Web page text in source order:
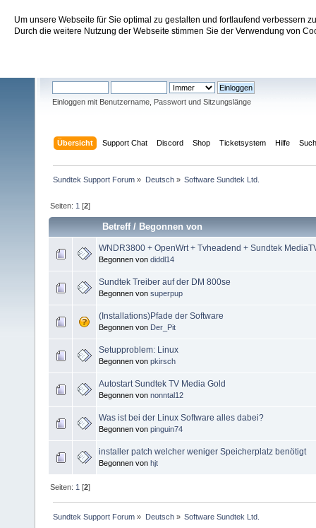
Um unsere Webseite für Sie optimal zu gestalten und fortlaufend verbessern
Durch die weitere Nutzung der Webseite stimmen Sie der Verwendung von
Sundtek Support Forum
Einloggen mit Benutzername, Passwort und Sitzungslänge
Übersicht Support Chat Discord Shop Ticketsystem Hilfe
Sundtek Support Forum » Deutsch» Software Sundtek Ltd.
Seiten: 1 [2]
Betreff/Begonnen von
WNDR3800 + OpenWrt + Tvheadend + Sundtek
Begonnen von diddl14
Sundtek Treiber auf der DM 800se
Begonnen von superpup
(Installations)Pfade der Software
Begonnen von Der_Pit
Setupproblem: Linux
Begonnen von pkirsch
Autostart Sundtek TV Media Gold
Begonnen von nonntal12
Was ist bei der Linux Software alles dabei?
Begonnen von pinguin74
installer patch welcher weniger Speicherplatz benötigt
Begonnen von hjt
Seiten: 1 [2]
Sundtek Support Forum » Deutsch» Software Sundtek Ltd.